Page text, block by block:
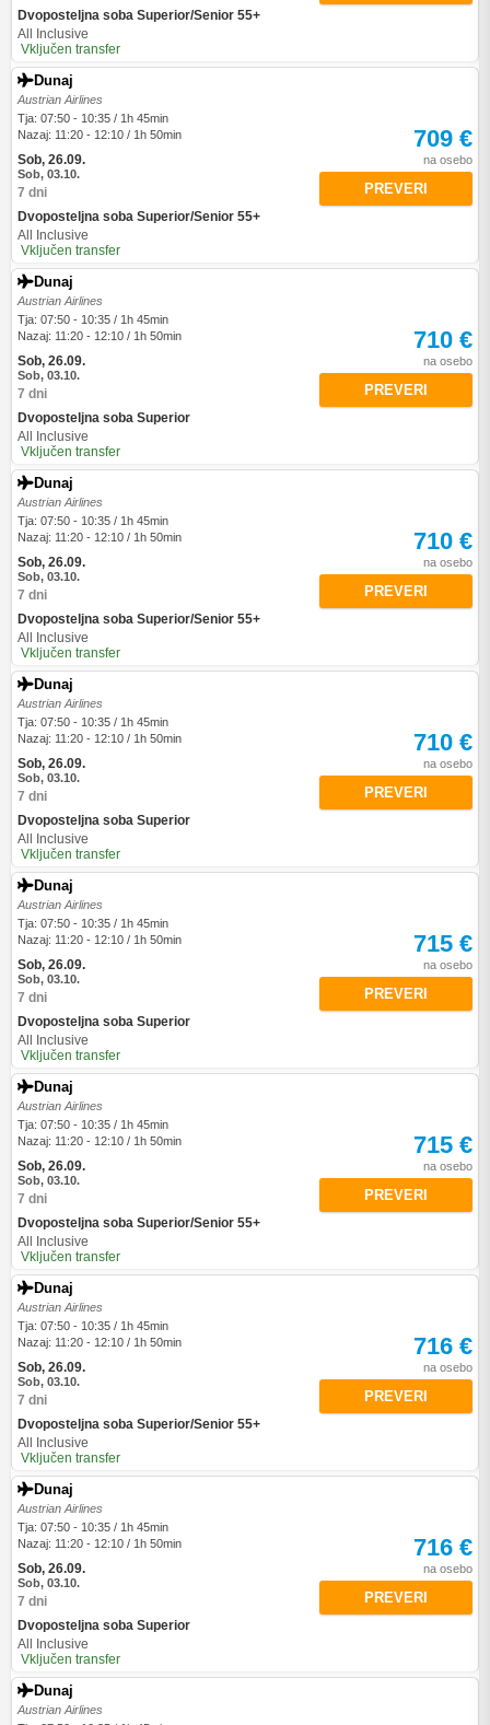
Dvoposteljna soba Superior/Senior 55+
All Inclusive
Vključen transfer
Dunaj
Austrian Airlines
Tja: 07:50 - 10:35 / 1h 45min
Nazaj: 11:20 - 12:10 / 1h 50min
Sob, 26.09.
Sob, 03.10.
7 dni
Dvoposteljna soba Superior/Senior 55+
All Inclusive
Vključen transfer
709 €
na osebo
PREVERI
Dunaj
Austrian Airlines
Tja: 07:50 - 10:35 / 1h 45min
Nazaj: 11:20 - 12:10 / 1h 50min
Sob, 26.09.
Sob, 03.10.
7 dni
Dvoposteljna soba Superior
All Inclusive
Vključen transfer
710 €
na osebo
PREVERI
Dunaj
Austrian Airlines
Tja: 07:50 - 10:35 / 1h 45min
Nazaj: 11:20 - 12:10 / 1h 50min
Sob, 26.09.
Sob, 03.10.
7 dni
Dvoposteljna soba Superior/Senior 55+
All Inclusive
Vključen transfer
710 €
na osebo
PREVERI
Dunaj
Austrian Airlines
Tja: 07:50 - 10:35 / 1h 45min
Nazaj: 11:20 - 12:10 / 1h 50min
Sob, 26.09.
Sob, 03.10.
7 dni
Dvoposteljna soba Superior
All Inclusive
Vključen transfer
710 €
na osebo
PREVERI
Dunaj
Austrian Airlines
Tja: 07:50 - 10:35 / 1h 45min
Nazaj: 11:20 - 12:10 / 1h 50min
Sob, 26.09.
Sob, 03.10.
7 dni
Dvoposteljna soba Superior
All Inclusive
Vključen transfer
715 €
na osebo
PREVERI
Dunaj
Austrian Airlines
Tja: 07:50 - 10:35 / 1h 45min
Nazaj: 11:20 - 12:10 / 1h 50min
Sob, 26.09.
Sob, 03.10.
7 dni
Dvoposteljna soba Superior/Senior 55+
All Inclusive
Vključen transfer
715 €
na osebo
PREVERI
Dunaj
Austrian Airlines
Tja: 07:50 - 10:35 / 1h 45min
Nazaj: 11:20 - 12:10 / 1h 50min
Sob, 26.09.
Sob, 03.10.
7 dni
Dvoposteljna soba Superior/Senior 55+
All Inclusive
Vključen transfer
716 €
na osebo
PREVERI
Dunaj
Austrian Airlines
Tja: 07:50 - 10:35 / 1h 45min
Nazaj: 11:20 - 12:10 / 1h 50min
Sob, 26.09.
Sob, 03.10.
7 dni
Dvoposteljna soba Superior
All Inclusive
Vključen transfer
716 €
na osebo
PREVERI
Dunaj
Austrian Airlines